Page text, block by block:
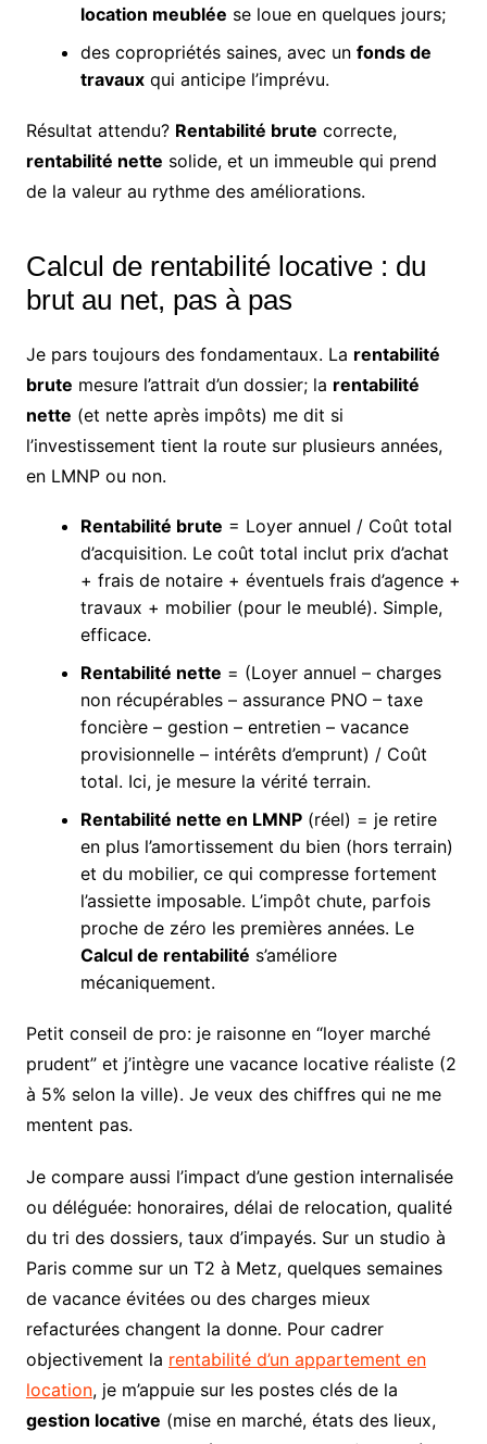
location meublée se loue en quelques jours;
des copropriétés saines, avec un fonds de
travauxqui anticipe l’imprévu.
Résultat attendu? Rentabilité brute correcte,
rentabilité nette solide, et un immeuble qui prend
de la valeur au rythme des améliorations.
Calcul de rentabilité locative : du
brut au net, pas à pas
Je pars toujours des fondamentaux. La rentabilité
brute mesure l’attrait d’un dossier; la rentabilité
nette (et nette après impôts) me dit si
l’investissement tient la route sur plusieurs années,
en LMNP ou non.
Rentabilité brute = Loyer annuel / Coût total
d’acquisition. Le coût total inclut prix d’achat
+ frais de notaire + éventuels frais d’agence +
travaux + mobilier (pour le meublé). Simple,
efficace.
Rentabilité nette = (Loyer annuel – charges
non récupérables – assurance PNO – taxe
foncière – gestion – entretien – vacance
provisionnelle – intérêts d’emprunt) / Coût
total. Ici, je mesure la vérité terrain.
Rentabilité nette en LMNP(réel) = je retire
en plus l’amortissement du bien (hors terrain)
et du mobilier, ce qui compresse fortement
l’assiette imposable. L’impôt chute, parfois
proche de zéro les premières années. Le
Calcul de rentabilité s’améliore
mécaniquement.
Petit conseil de pro: je raisonne en “loyer marché
prudent” et j’intègre une vacance locative réaliste (2
à 5% selon la ville). Je veux des chiffres qui ne me
mentent pas.
Je compare aussi l’impact d’une gestion internalisée
ou déléguée: honoraires, délai de relocation, qualité
du tri des dossiers, taux d’impayés. Sur un studio à
Paris comme sur un T2 à Metz, quelques semaines
de vacance évitées ou des charges mieux
refacturées changent la donne. Pour cadrer
objectivement la rentabilité d’un appartement en
location, je m’appuie sur les postes clés de la
gestion locative (mise en marché, états des lieux,